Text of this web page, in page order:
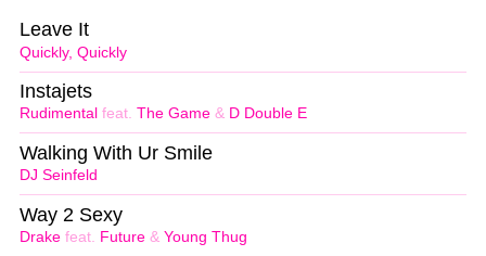
Quickly, Quickly
Leave It
Rudimental feat. The Game & D Double E
Instajets
DJ Seinfeld
Walking With Ur Smile
Drake feat. Future & Young Thug
Way 2 Sexy